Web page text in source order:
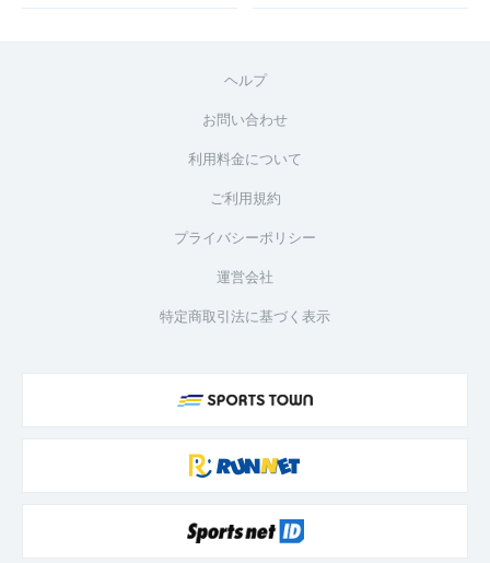
ヘルプ
お問い合わせ
利用料金について
ご利用規約
プライバシーポリシー
運営会社
特定商取引法に基づく表示